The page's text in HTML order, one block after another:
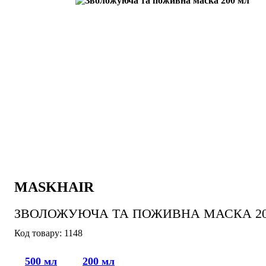
MASKHAIR
ЗВОЛОЖУЮЧА ТА ПОЖИВНА МАСКА
1148
500 мл 200 мл